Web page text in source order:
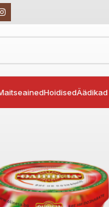
HoidisedÄädikad